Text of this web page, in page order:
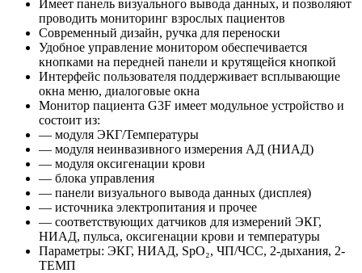
Имеет панель визуального вывода данных, и позволяют
проводить мониторинг взрослых пациентов
Современный дизайн, ручка для переноски
Удобное управление монитором обеспечивается
кнопками на передней панели и крутящейся кнопкой
Интерфейс пользователя поддерживает всплывающие
окна меню, диалоговые окна
Монитор пациента G3F имеет модульное устройство и
состоит из:
— модуля ЭКГ/Температуры
— модуля неинвазивного измерения АД (НИАД)
— модуля оксигенации крови
— блока управления
— панели визуального вывода данных (дисплея)
— источника электропитания и прочее
— соответствующих датчиков для измерений ЭКГ,
НИАД, пульса, оксигенации крови и температуры
Параметры: ЭКГ, НИАД, SpO₂, ЧП/ЧСС, 2-дыхания, 2-
ТЕМП